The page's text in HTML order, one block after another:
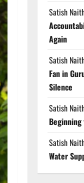
Satish
Again
Satish
Fan in
Silence
Satish
Beginning
Satish
Water